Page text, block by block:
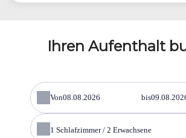
Ihren Aufenthalt
Von bis
1 Schlafzimmer / 2 Erwachsene